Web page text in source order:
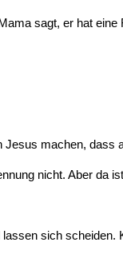
sagt, er hat eine
machen, dass
nicht. Aber da
sich